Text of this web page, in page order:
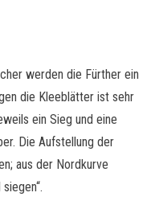
werden die Fürther ein
die Kleeblätter ist sehr
ein Sieg und eine
Die Aufstellung der
aus der Nordkurve